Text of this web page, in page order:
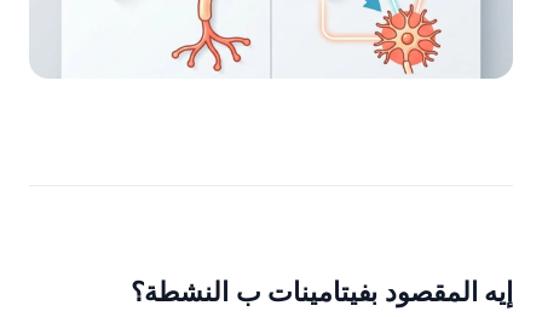
إيه المقصود بفيتامينات ب النشطة؟